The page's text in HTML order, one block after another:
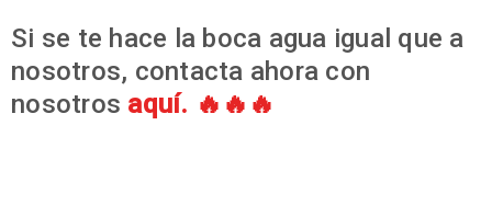
Si se te hace la boca agua igual que a
nosotros, contacta ahora con
nosotros aquí. 🔥🔥🔥